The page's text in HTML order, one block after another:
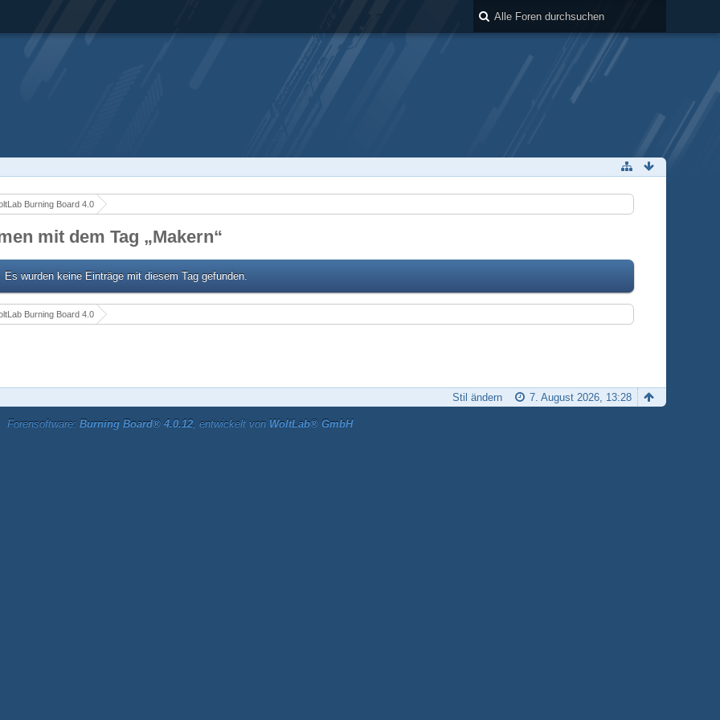
Burning Board 4.0
mit dem Tag „Makern“
Es wurden keine Einträge mit diesem Tag gefunden.
Burning Board 4.0
7. August 2026, 13:28
Stil ändern
Forensoftware: Burning Board® 4.0.12, entwickelt von WoltLab® GmbH